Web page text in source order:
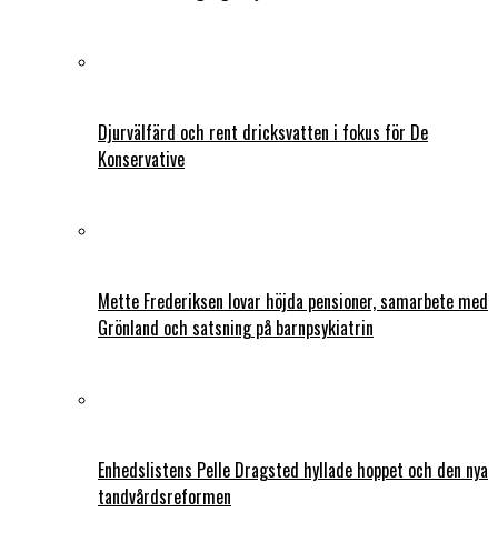
Djurvälfärd och rent dricksvatten i fokus för De
Konservative
Mette Frederiksen lovar höjda pensioner, samarbete med
Grönland och satsning på barnpsykiatrin
Enhedslistens Pelle Dragsted hyllade hoppet och den nya
tandvårdsreformen